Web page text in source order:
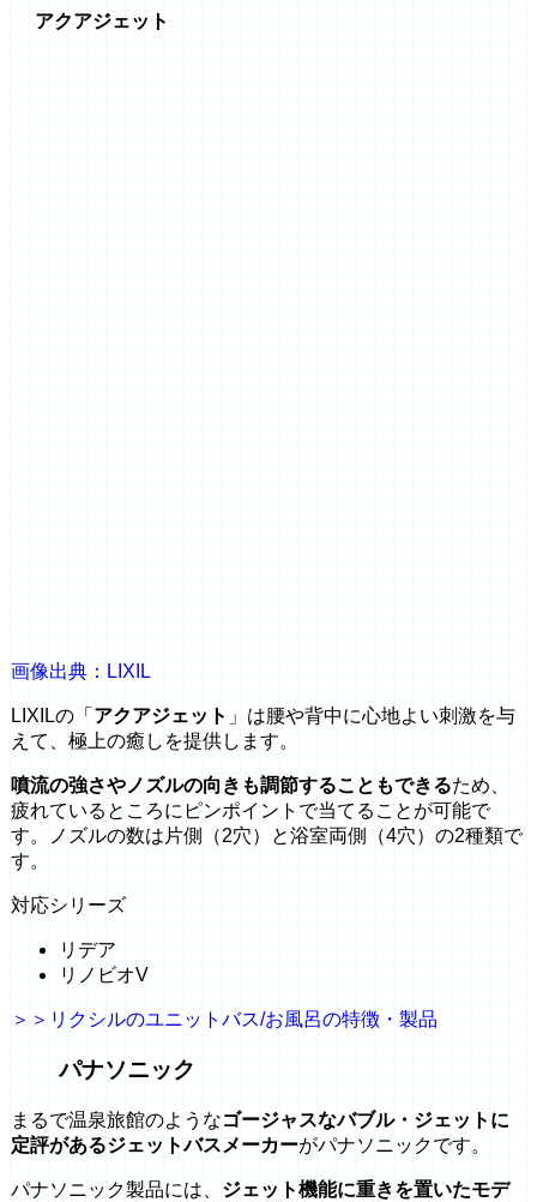
アクアジェット
画像出典：LIXIL
LIXILの「 アクアジェット 」は腰や背中に心地よい刺激を与
えて、極上の癒しを提供します。
噴流の強さやノズルの向きも調節することもできるため、
疲れているところにピンポイントで当てることが可能で
す。ノズルの数は片側（2穴）と浴室両側（4穴）の2種類で
す。
対応シリーズ
リデア
リノビオV
＞＞リクシルのユニットバス/お風呂の特徴・製品
パナソニック
まるで温泉旅館のようなゴージャスなバブル・ジェットに
定評があるジェットバスメーカーがパナソニックです。
パナソニック製品には、 ジェット機能に重きを置いたモデ